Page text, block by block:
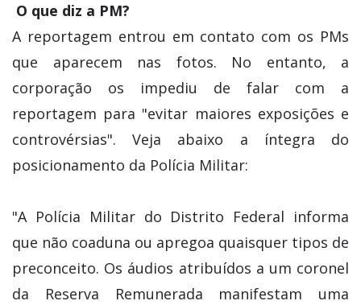
O que diz a PM?
A reportagem entrou em contato com os PMs
que aparecem nas fotos. No entanto, a
corporação os impediu de falar com a
reportagem para "evitar maiores exposições e
controvérsias". Veja abaixo a íntegra do
posicionamento da Polícia Militar:
"A Polícia Militar do Distrito Federal informa
que não coaduna ou apregoa quaisquer tipos de
preconceito. Os áudios atribuídos a um coronel
da Reserva Remunerada manifestam uma